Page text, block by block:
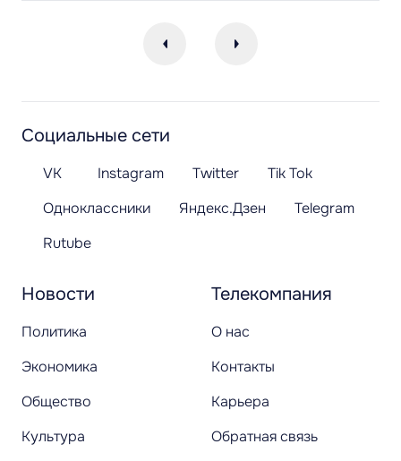
Новости
Политика
Экономика
Общество
Культура
Телекомпания
О нас
Контакты
Карьера
Обратная связь
Социальные сети
VK Instagram Twitter
Tik Tok
Одноклассники
Яндекс.Дзен
Telegram
Rutube